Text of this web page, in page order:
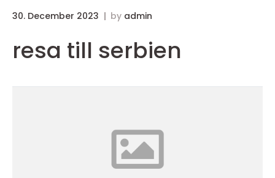
30. December 2023 by admin
resa till serbien